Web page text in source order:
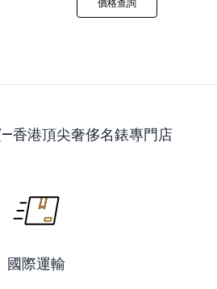
價格查詢
香港頂尖奢侈名錶專門店
國際運輸